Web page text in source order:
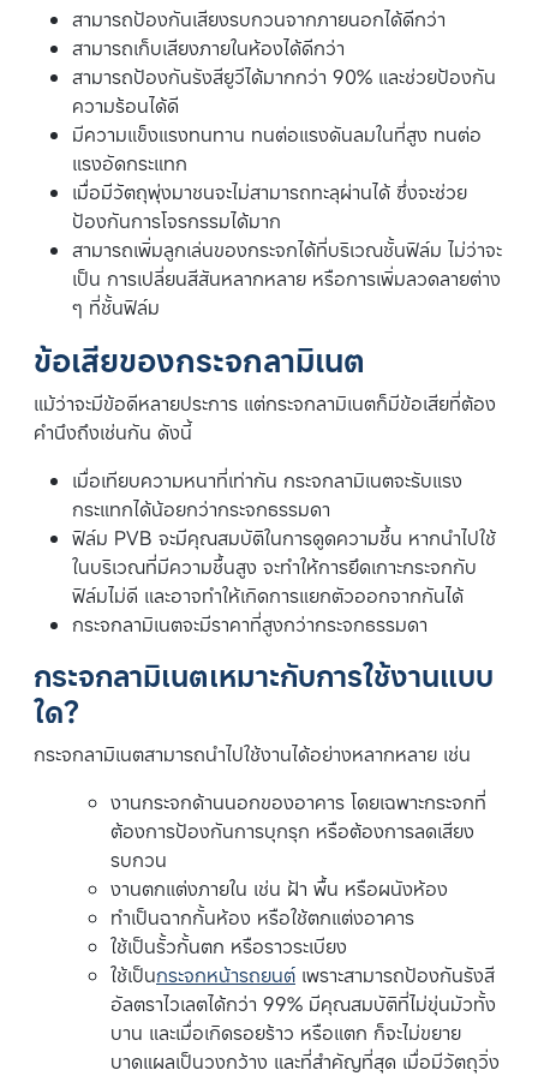
สามารถป้องกันเสียงรบกวนจากภายนอกได้ดีกว่า
สามารถเก็บเสียงภายในห้องได้ดีกว่า
สามารถป้องกันรังสียูวีได้มากกว่า 90% และช่วยป้องกัน
ความร้อนได้ดี
มีความแข็งแรงทนทาน ทนต่อแรงดันลมในที่สูง ทนต่อ
แรงอัดกระแทก
เมื่อมีวัตถุพุ่งมาชนจะไม่สามารถทะลุผ่านได้ ซึ่งจะช่วย
ป้องกันการโจรกรรมได้มาก
สามารถเพิ่มลูกเล่นของกระจกได้ที่บริเวณชั้นฟิล์ม ไม่ว่าจะ
เป็น การเปลี่ยนสีสันหลากหลาย หรือการเพิ่มลวดลายต่าง
ๆ ที่ชั้นฟิล์ม
ข้อเสียของกระจกลามิเนต
แม้ว่าจะมีข้อดีหลายประการ แต่กระจกลามิเนตก็มีข้อเสียที่ต้อง
คำนึงถึงเช่นกัน ดังนี้
เมื่อเทียบความหนาที่เท่ากัน กระจกลามิเนตจะรับแรง
กระแทกได้น้อยกว่ากระจกธรรมดา
ฟิล์ม PVB จะมีคุณสมบัติในการดูดความชื้น หากนำไปใช้
ในบริเวณที่มีความชื้นสูง จะทำให้การยึดเกาะกระจกกับ
ฟิล์มไม่ดี และอาจทำให้เกิดการแยกตัวออกจากกันได้
กระจกลามิเนตจะมีราคาที่สูงกว่ากระจกธรรมดา
กระจกลามิเนตเหมาะกับการใช้งานแบบ
ใด?
กระจกลามิเนตสามารถนำไปใช้งานได้อย่างหลากหลาย เช่น
งานกระจกด้านนอกของอาคาร โดยเฉพาะกระจกที่
ต้องการป้องกันการบุกรุก หรือต้องการลดเสียง
รบกวน
งานตกแต่งภายใน เช่น ฝ้า พื้น หรือผนังห้อง
ทำเป็นฉากกั้นห้อง หรือใช้ตกแต่งอาคาร
ใช้เป็นรั้วกั้นตก หรือราวระเบียง
ใช้เป็นกระจกหน้ารถยนต์ เพราะสามารถป้องกันรังสี
อัลตราไวเลตได้กว่า 99% มีคุณสมบัติที่ไม่ขุ่นมัวทั้ง
บาน และเมื่อเกิดรอยร้าว หรือแตก ก็จะไม่ขยาย
บาดแผลเป็นวงกว้าง และที่สำคัญที่สุด เมื่อมีวัตถุวิ่ง